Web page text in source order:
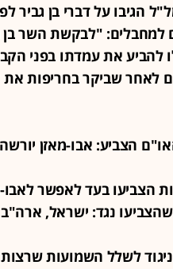
- מל"ל הגיבו על דברי בן
למחבלים: "לבקשת השר בן
להביע את עמדתו בפני
לאחר שביקר בחריפות
הצביעו בעד לאפשר
נגד: ישראל, ארה"ב,
- בניגוד לשלל השמועות